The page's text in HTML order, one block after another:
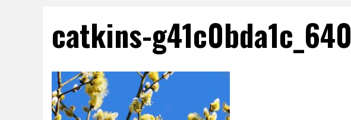
catkins-g41c0bda1c_640